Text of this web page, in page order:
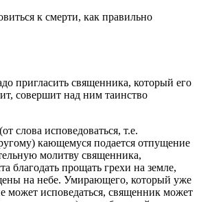
к смерти, как правильно
пригласить священника, который его
совершит над ним таинство
слова исповедоваться, т.е.
кающемуся подается отпущение
молитву священника,
благодать прощать грехи на земле,
на небе. Умирающего, который уже
может исповедаться, священник может